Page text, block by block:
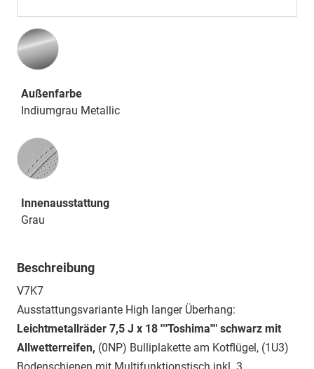
Außenfarbe
Indiumgrau Metallic
Innenausstattung
Innenausstattung
Grau
Beschreibung
V7K7
Ausstattungsvariante High langer Überhang:
Leichtmetallräder 7,5 J x 18 ""Toshima"" schwarz mit
Allwetterreifen, (0NP) Bulliplakette am Kotflügel, (1U3)
Bodenschienen mit Multifunktionstisch inkl. 3